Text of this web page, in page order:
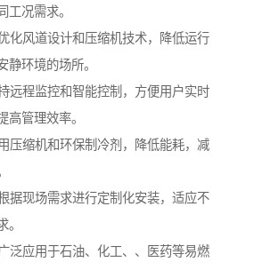
工况需求。
化风道设计和压缩机技术，降低运行
静环境的场所。
远程监控和智能控制，方便用户实时
高管理效率。
压缩机和环保制冷剂，降低能耗，减
据现场需求进行定制化安装，适应不
。
泛应用于石油、化工、、医药等易燃